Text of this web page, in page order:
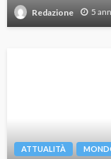
Redazione 5
ATTUALITÀ